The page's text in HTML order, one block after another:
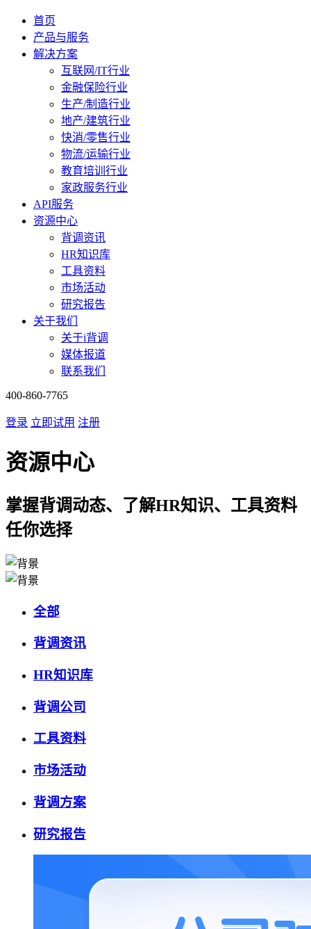
首页
产品与服务
解决方案
互联网/IT行业
金融保险行业
生产/制造行业
地产/建筑行业
快消/零售行业
物流/运输行业
教育培训行业
家政服务行业
API服务
资源中心
背调资讯
HR知识库
工具资料
市场活动
研究报告
关于我们
关于i背调
媒体报道
联系我们
400-860-7765
登录 立即试用 注册
资源中心
掌握背调动态、了解HR知识、工具资料
任你选择
全部
背调资讯
HR知识库
背调公司
工具资料
市场活动
背调方案
研究报告